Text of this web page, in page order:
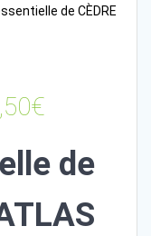
de CÈDRE
€
de